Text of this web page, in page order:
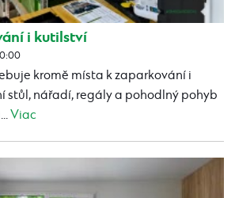
i kutilství
kromě místa k zaparkování i
stůl, nářadí, regály a pohodlný pohyb
Viac